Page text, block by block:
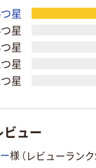
星
星
星
星
星
ュー
様 （レビューランク